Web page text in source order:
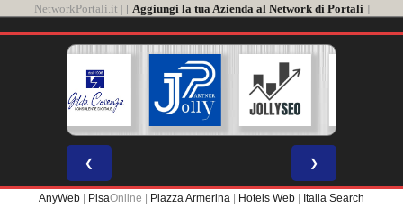
NetworkPortali.it | [ Aggiungi la tua Azienda al Network di Portali ]
❮ ❯
AnyWeb | PisaOnline | Piazza Armerina | Hotels Web | Italia Search